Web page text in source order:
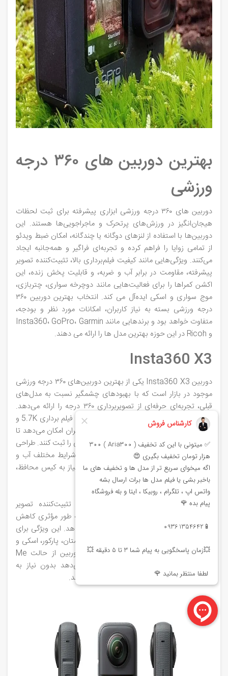
بهترین دوربین‌ های ۳۶۰ درجه
ورزشی
دوربین‌ های ۳۶۰ درجه ورزشی ابزاری پیشرفته برای ثبت لحظات
هیجان‌انگیز در ورزش‌های پرتحرک و ماجراجویی‌ها هستند. این
دوربین‌ها با استفاده از لنزهای دوگانه یا چندگانه، امکان ضبط ویدئو
از تمامی زوایا را فراهم کرده و تجربه‌ای فراگیر و همه‌جانبه ایجاد
می‌کنند. ویژگی‌هایی مانند کیفیت فیلم‌برداری بالا، تثبیت‌کننده تصویر
پیشرفته، مقاومت در برابر آب و ضربه، و قابلیت پخش زنده، این
اکشن کمراها را برای فعالیت‌هایی مانند دوچرخه‌ سواری، چتربازی،
موج‌ سواری و اسکی ایده‌آل می‌ کند. انتخاب بهترین دوربین ۳۶۰
درجه ورزشی بسته به نیاز کاربران، امکانات مورد نظر و بودجه،
متفاوت خواهد بود و برندهایی مانند Insta360، GoPro، Garmin
و Ricoh در این حوزه بهترین مدل‌ ها را ارائه می‌ دهند.
Insta360 X3
دوربین Insta360 X3 یکی از بهترین دوربین‌های ۳۶۰ درجه ورزشی
موجود در بازار است که با بهبودهای چشمگیر نسبت به مدل‌های
قبلی، تجربه‌ای حرفه‌ای از تصویربرداری ۳۶۰ درجه را ارائه می‌دهد.
این دوربین مجهز به دو لنز فوق‌ عریض باقابلیت فیلم‌ برداری 5.7K و
عکاسی ۷۲ مگاپیکسلی است. این ویژگی به کاربران امکان می‌دهد تا
تصاویر و ویدئوهای فوق‌العاده شفاف و باکیفیتی را ثبت کنند. طراحی
بدنه ضد آب این دوربین باعث می‌شود تا در شرایط مختلف آب‌ و
هوایی و حتی تا عمق ۱۰ متری زیر آب بدون نیاز به کیس محافظ،
عملکرد مطلوبی داشته باشد.
یکی از ویژگی‌ های برجسته این دوربین، تثبیت‌کننده تصویر
FlowState است که لرزش‌های ناگهانی را به طور مؤثری کاهش
داده و فیلم‌هایی روان و بدون لرزش ارائه می‌دهد. این ویژگی برای
ورزش‌های پرتحرک مانند دوچرخه‌سواری کوهستان، پارکور، اسکی و
چتربازی بسیار مفید است. همچنین، این دوربین از حالت Me
Mode بهره می‌برد که به کاربران امکان می‌دهد بدون نیاز به
پایه‌های مخصوص، ویدئوهای حرفه‌ای ضبط کنند.